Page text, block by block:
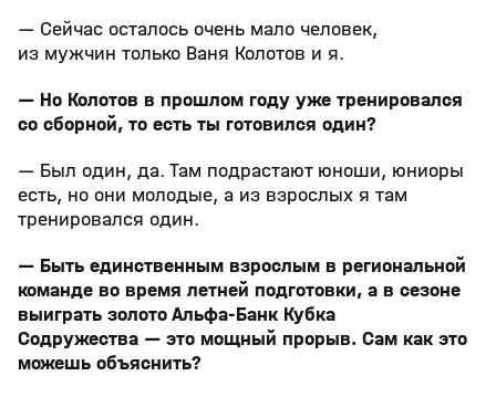
— Сейчас осталось очень мало человек,
из мужчин только Ваня Колотов и я.
— Но Колотов в прошлом году уже тренировался
со сборной, то есть ты готовился один?
— Был один, да. Там подрастают юноши, юниоры
есть, но они молодые, а из взрослых я там
тренировался один.
— Быть единственным взрослым в региональной
команде во время летней подготовки, а в сезоне
выиграть золото Альфа-Банк Кубка
Содружества — это мощный прорыв. Сам как это
можешь объяснить?